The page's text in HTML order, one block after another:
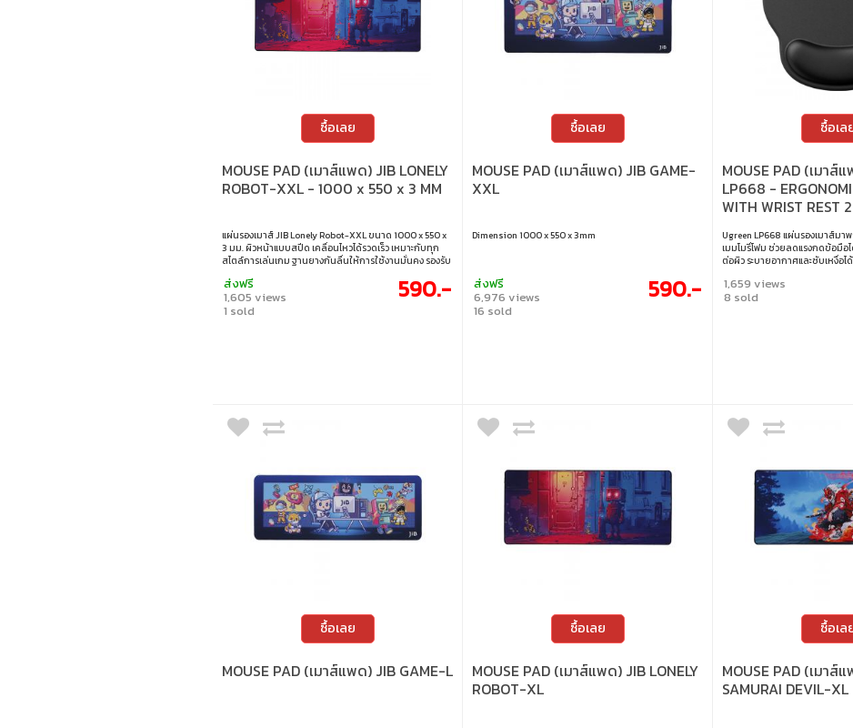
ซื้อเลย
MOUSE PAD (เมาส์แพด) JIB LONELY
ROBOT-XXL - 1000 x 550 x 3 MM
แผ่นรองเมาส์ JIB Lonely Robot-XXL ขนาด 1000 x 550 x
3 มม. ผิวหน้าแบบสปีด เคลื่อนไหวได้รวดเร็ว เหมาะกับทุก
สไตล์การเล่นเกม ฐานยางกันลื่นให้การใช้งานมั่นคง รองรับ
ใช้งานได้ยาวนาน ขนาด : 1000 x 550 x 3 มม.
ส่งฟรี
1,605 views
1 sold
590.-
ซื้อเลย
MOUSE PAD (เมาส์แพด) JIB GAME-
XXL
Dimension 1000 x 550 x 3mm
ส่งฟรี
6,976 views
16 sold
590.-
ซื้อเล
MOUSE PAD (เมาส์
LP668 -
WITH WRIST REST
BLACK 25245
Ugreen LP668 แผ่นรองเมาส์ม
เมมโมรี่โฟม ช่วยลดแรงกดข้อมือ
ต่อผิว ระบายอากาศและซับเหงื่อ
โค้งทนทานไม่แตกง่าย เหมาะกับ
ลื่นไหล • ขนาด : 220 x 245 มม. •
1,659 views
8 sold
ซื้อเลย
MOUSE PAD (เมาส์แพด) JIB GAME-L
ซื้อเลย
MOUSE PAD (เมาส์แพด) JIB LONELY
ROBOT-XL
ซื้อเล
MOUSE PAD (เมาส์
SAMURAI DEVIL-XL